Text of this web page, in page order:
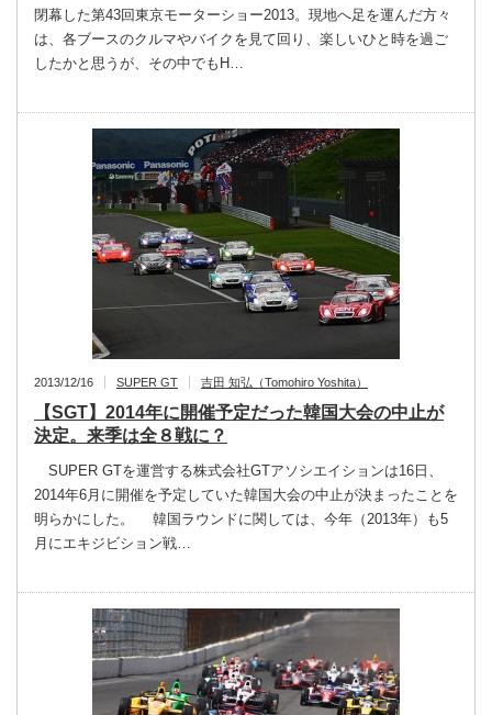
閉幕した第43回東京モーターショー2013。現地へ足を運んだ方々
は、各ブースのクルマやバイクを見て回り、楽しいひと時を過ご
したかと思うが、その中でもH…
2013/12/16 SUPER GT 吉田 知弘（Tomohiro Yoshita）
【SGT】2014年に開催予定だった韓国大会の中止が
決定。来季は全８戦に？
SUPER GTを運営する株式会社GTアソシエイションは16日、
2014年6月に開催を予定していた韓国大会の中止が決まったことを
明らかにした。 韓国ラウンドに関しては、今年（2013年）も5
月にエキジビション戦…